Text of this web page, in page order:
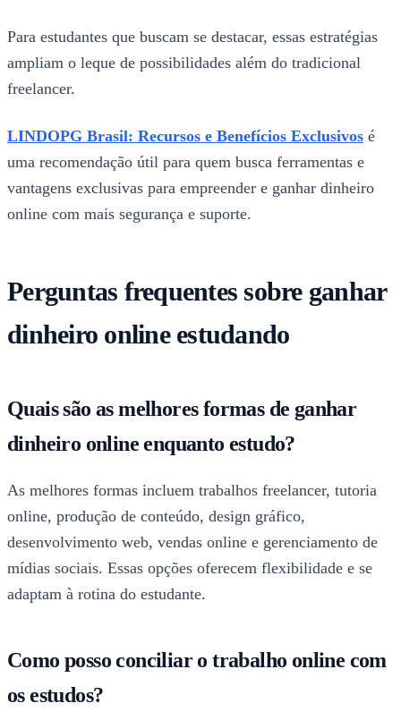
Para estudantes que buscam se destacar, essas estratégias
ampliam o leque de possibilidades além do tradicional
freelancer.
LINDOPG Brasil: Recursos e Benefícios Exclusivos é
uma recomendação útil para quem busca ferramentas e
vantagens exclusivas para empreender e ganhar dinheiro
online com mais segurança e suporte.
Perguntas frequentes sobre ganhar
dinheiro online estudando
Quais são as melhores formas de ganhar
dinheiro online enquanto estudo?
As melhores formas incluem trabalhos freelancer, tutoria
online, produção de conteúdo, design gráfico,
desenvolvimento web, vendas online e gerenciamento de
mídias sociais. Essas opções oferecem flexibilidade e se
adaptam à rotina do estudante.
Como posso conciliar o trabalho online com
os estudos?